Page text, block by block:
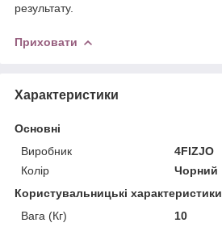
результату.
Приховати
Характеристики
Основні
Виробник
4FIZJO
Колір
Чорний
Користувальницькі характеристики
Вага (Кг)
10